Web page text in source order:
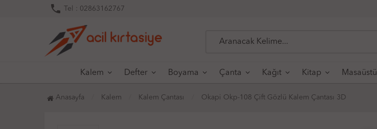
phone Tel : 02863162767
Kalem Defter Boyama Çanta Kağıt Kitap Masaüstü
Anasayfa Kalem Kalem Çantası Okapi Okp-108 Çift Gözlü Kalem Çantası 3D